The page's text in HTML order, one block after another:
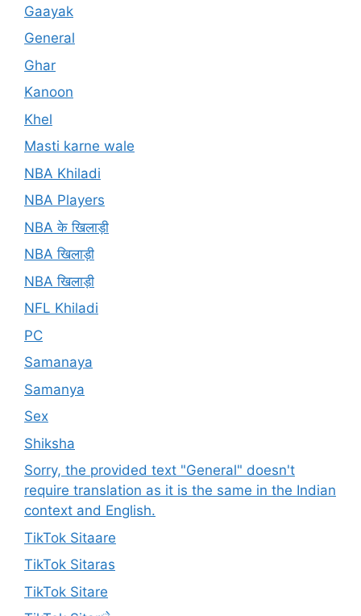
Gaayak
General
Ghar
Kanoon
Khel
Masti karne wale
NBA Khiladi
NBA Players
NBA के खिलाड़ी
NBA खिलाड़ी
NBA खिलाड़ी
NFL Khiladi
PC
Samanaya
Samanya
Sex
Shiksha
Sorry, the provided text "General" doesn't
require translation as it is the same in the Indian
context and English.
TikTok Sitaare
TikTok Sitaras
TikTok Sitare